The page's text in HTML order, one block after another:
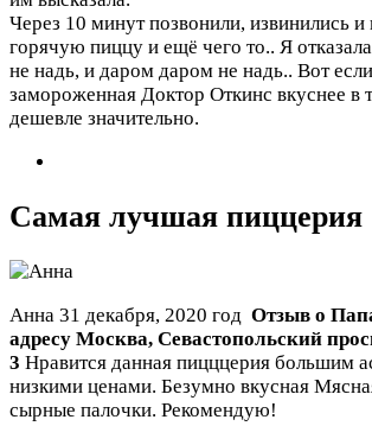
Через 10 минут позвонили, извинились
горячую пиццу и ещё чего то.. Я
не надь, и даром даром не надь.. Вот
замороженная Доктор Откинс вкуснее в
дешевле значительно.
Самая лучшая пиццерия
Анна 31 декабря, 2020 год Отзыв о
адресу Москва, Севастопольский
3 Нравится данная пицццерия большим
низкими ценами. Безумно вкусная
сырные палочки. Рекомендую!